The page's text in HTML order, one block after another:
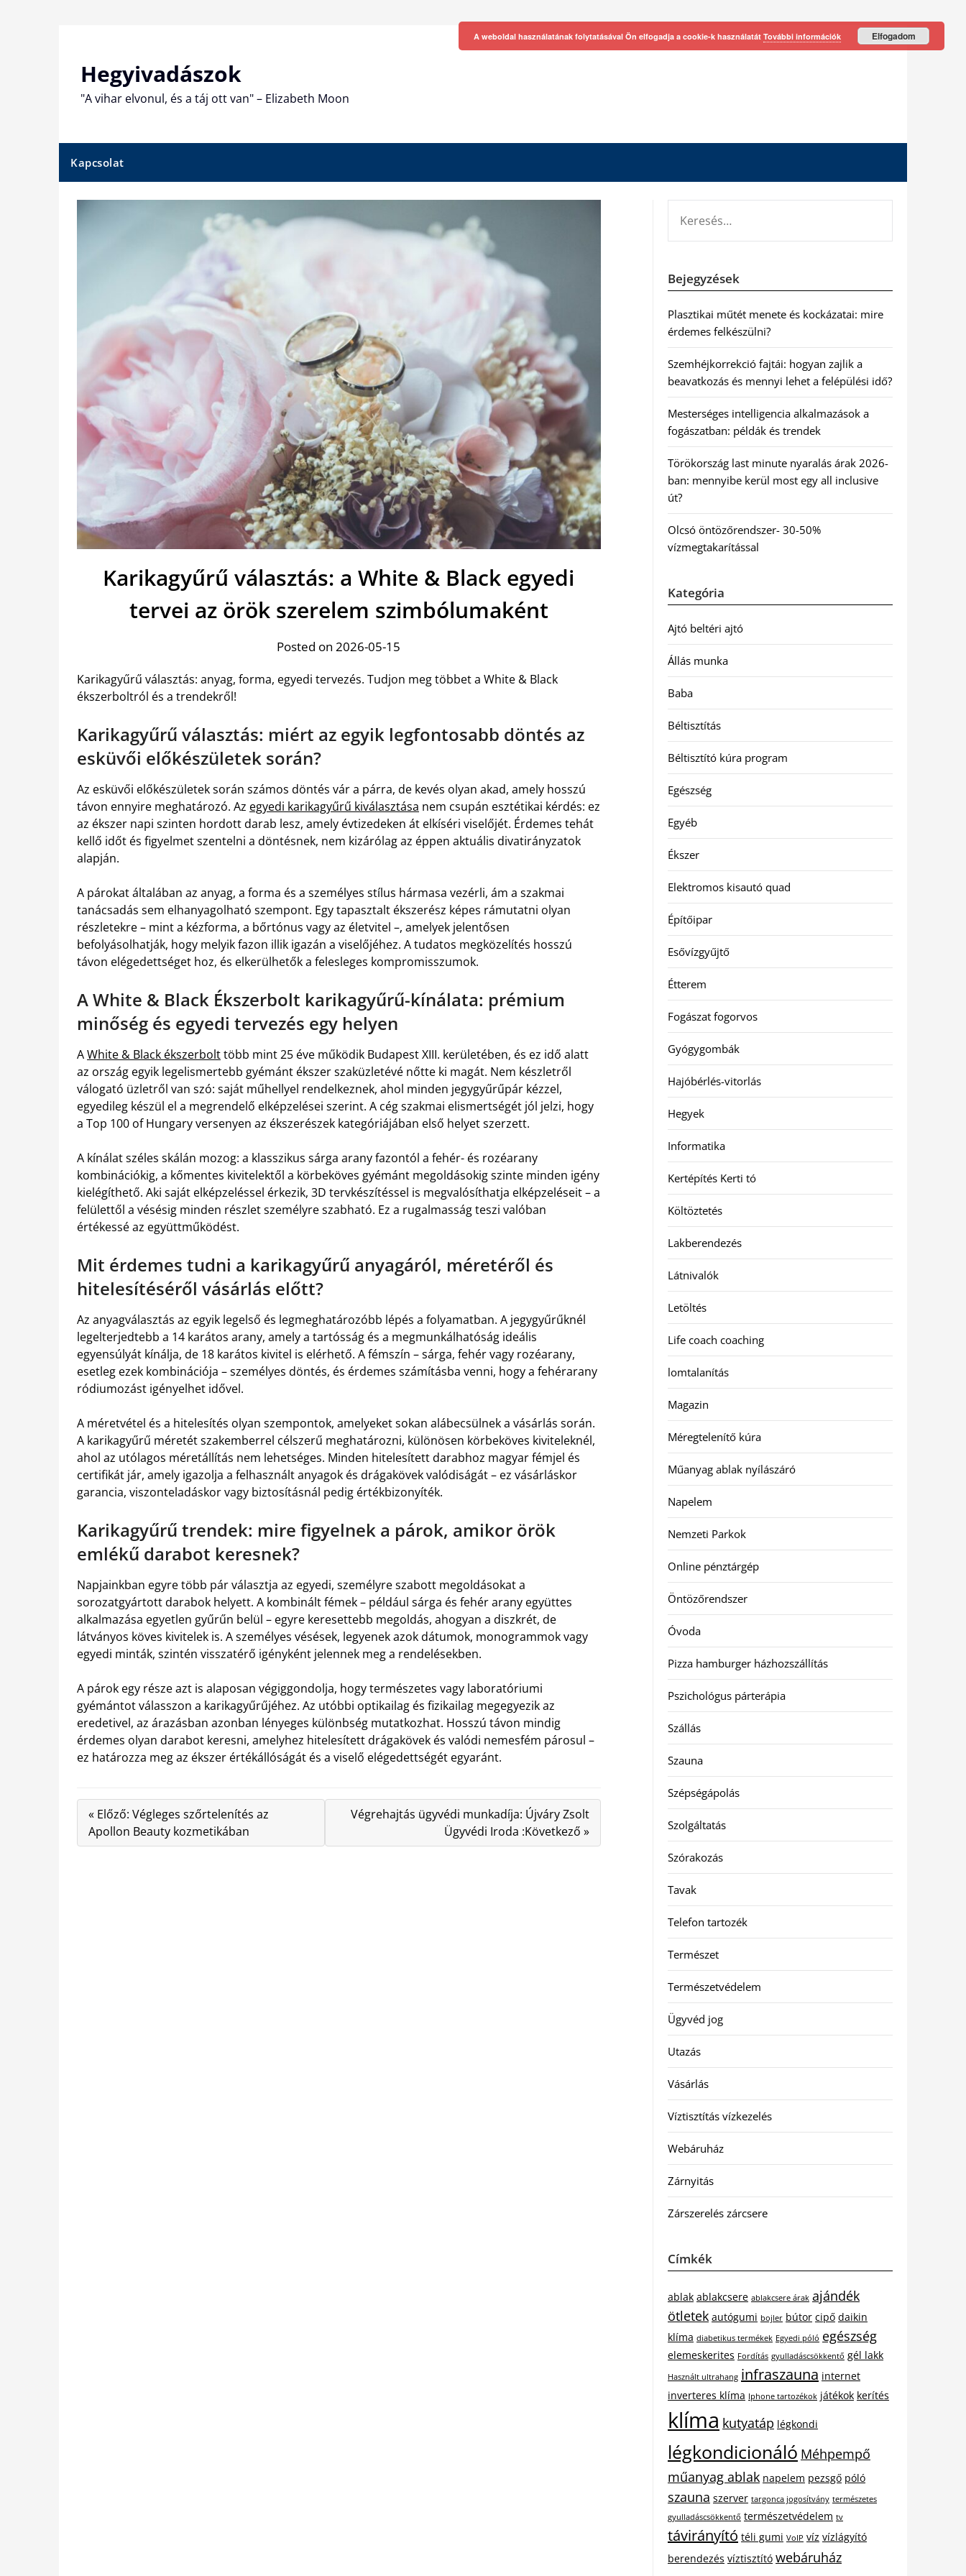
Hegyivadászok
"A vihar elvonul, és a táj ott van" – Elizabeth Moon
Kapcsolat
Karikagyűrű választás: a White & Black egyedi
tervei az örök szerelem szimbólumaként
Posted on 2026-05-15
Karikagyűrű választás: anyag, forma, egyedi tervezés. Tudjon meg többet a White & Black
ékszerboltról és a trendekről!
Karikagyűrű választás: miért az egyik legfontosabb döntés az
esküvői előkészületek során?
Az esküvői előkészületek során számos döntés vár a párra, de kevés olyan akad, amely hosszú
távon ennyire meghatározó. Az egyedi karikagyűrű kiválasztása nem csupán esztétikai kérdés: ez
az ékszer napi szinten hordott darab lesz, amely évtizedeken át elkíséri viselőjét. Érdemes tehát
kellő időt és figyelmet szentelni a döntésnek, nem kizárólag az éppen aktuális divatirányzatok
alapján.
A párokat általában az anyag, a forma és a személyes stílus hármasa vezérli, ám a szakmai
tanácsadás sem elhanyagolható szempont. Egy tapasztalt ékszerész képes rámutatni olyan
részletekre – mint a kézforma, a bőrtónus vagy az életvitel –, amelyek jelentősen
befolyásolhatják, hogy melyik fazon illik igazán a viselőjéhez. A tudatos megközelítés hosszú
távon elégedettséget hoz, és elkerülhetők a felesleges kompromisszumok.
A White & Black Ékszerbolt karikagyűrű-kínálata: prémium
minőség és egyedi tervezés egy helyen
AWhite & Black ékszerbolttöbb mint 25 éve működik Budapest XIII. kerületében, és ez idő alatt
az ország egyik legelismertebb gyémánt ékszer szaküzletévé nőtte ki magát. Nem készletről
válogató üzletről van szó: saját műhellyel rendelkeznek, ahol minden jegygyűrűpár kézzel,
egyedileg készül el a megrendelő elképzelései szerint. A cég szakmai elismertségét jól jelzi, hogy
a Top 100 of Hungary versenyen az ékszerészek kategóriájában első helyet szerzett.
A kínálat széles skálán mozog: a klasszikus sárga arany fazontól a fehér- és rozéarany
kombinációkig, a kőmentes kivitelektől a körbeköves gyémánt megoldásokig szinte minden igény
kielégíthető. Aki saját elképzeléssel érkezik, 3D tervkészítéssel is megvalósíthatja elképzeléseit – a
felülettől a vésésig minden részlet személyre szabható. Ez a rugalmasság teszi valóban
értékessé az együttműködést.
Mit érdemes tudni a karikagyűrű anyagáról, méretéről és
hitelesítéséről vásárlás előtt?
Az anyagválasztás az egyik legelső és legmeghatározóbb lépés a folyamatban. A jegygyűrűknél
legelterjedtebb a 14 karátos arany, amely a tartósság és a megmunkálhatóság ideális
egyensúlyát kínálja, de 18 karátos kivitel is elérhető. A fémszín – sárga, fehér vagy rozéarany,
esetleg ezek kombinációja – személyes döntés, és érdemes számításba venni, hogy a fehérarany
ródiumozást igényelhet idővel.
A méretvétel és a hitelesítés olyan szempontok, amelyeket sokan alábecsülnek a vásárlás során.
A karikagyűrű méretét szakemberrel célszerű meghatározni, különösen körbeköves kiviteleknél,
ahol az utólagos méretállítás nem lehetséges. Minden hitelesített darabhoz magyar fémjel és
certifikát jár, amely igazolja a felhasznált anyagok és drágakövek valódiságát – ez vásárláskor
garancia, viszonteladáskor vagy biztosításnál pedig értékbizonyíték.
Karikagyűrű trendek: mire figyelnek a párok, amikor örök
emlékű darabot keresnek?
Napjainkban egyre több pár választja az egyedi, személyre szabott megoldásokat a
sorozatgyártott darabok helyett. A kombinált fémek – például sárga és fehér arany együttes
alkalmazása egyetlen gyűrűn belül – egyre keresettebb megoldás, ahogyan a diszkrét, de
látványos köves kivitelek is. A személyes vésések, legyenek azok dátumok, monogrammok vagy
egyedi minták, szintén visszatérő igényként jelennek meg a rendelésekben.
A párok egy része azt is alaposan végiggondolja, hogy természetes vagy laboratóriumi
gyémántot válasszon a karikagyűrűjéhez. Az utóbbi optikailag és fizikailag megegyezik az
eredetivel, az árazásban azonban lényeges különbség mutatkozhat. Hosszú távon mindig
érdemes olyan darabot keresni, amelyhez hitelesített drágakövek és valódi nemesfém párosul –
ez határozza meg az ékszer értékállóságát és a viselő elégedettségét egyaránt.
« Előző: Végleges szőrtelenítés az
Apollon Beauty kozmetikában
Végrehajtás ügyvédi munkadíja: Újváry Zsolt
Ügyvédi Iroda :Következő »
Bejegyzések
Plasztikai műtét menete és kockázatai: mire
érdemes felkészülni?
Szemhéjkorrekció fajtái: hogyan zajlik a
beavatkozás és mennyi lehet a felépülési idő?
Mesterséges intelligencia alkalmazások a
fogászatban: példák és trendek
Törökország last minute nyaralás árak 2026-
ban: mennyibe kerül most egy all inclusive
út?
Olcsó öntözőrendszer- 30-50%
vízmegtakarítással
Kategória
Ajtó beltéri ajtó
Állás munka
Baba
Béltisztítás
Béltisztító kúra program
Egészség
Egyéb
Ékszer
Elektromos kisautó quad
Építőipar
Esővízgyűjtő
Étterem
Fogászat fogorvos
Gyógygombák
Hajóbérlés-vitorlás
Hegyek
Informatika
Kertépítés Kerti tó
Költöztetés
Lakberendezés
Látnivalók
Letöltés
Life coach coaching
lomtalanítás
Magazin
Méregtelenítő kúra
Műanyag ablak nyílászáró
Napelem
Nemzeti Parkok
Online pénztárgép
Öntözőrendszer
Óvoda
Pizza hamburger házhozszállítás
Pszichológus párterápia
Szállás
Szauna
Szépségápolás
Szolgáltatás
Szórakozás
Tavak
Telefon tartozék
Természet
Természetvédelem
Ügyvéd jog
Utazás
Vásárlás
Víztisztítás vízkezelés
Webáruház
Zárnyitás
Zárszerelés zárcsere
Címkék
ablak ablakcsere ablakcsere árak ajándék
ötletek autógumi bojler bútor cipő daikin
klíma diabetikus termékek Egyedi póló egészség
elemeskerites Fordítás gyulladáscsökkentő gél lakk
Használt ultrahang infraszauna internet
inverteres klíma Iphone tartozékok játékok kerítés
klíma kutyatáp légkondi
légkondicionáló Méhpempő
műanyag ablak napelem pezsgő póló
szauna szerver targonca jogosítvány természetes
gyulladáscsökkentő természetvédelem tv
távirányító téli gumi VoIP víz vízlágyító
berendezés víztisztító webáruház
A weboldal használatának folytatásával Ön elfogadja a cookie-k használatát További információk Elfogadom